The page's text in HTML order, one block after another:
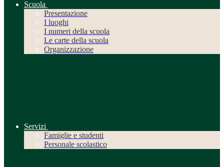
Scuola
Presentazione
I luoghi
I numeri della scuola
Le carte della scuola
Organizzazione
Servizi
Famiglie e studenti
Personale scolastico